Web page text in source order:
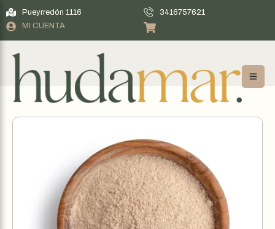
Pueyrredón 1116
3416757621
MI CUENTA